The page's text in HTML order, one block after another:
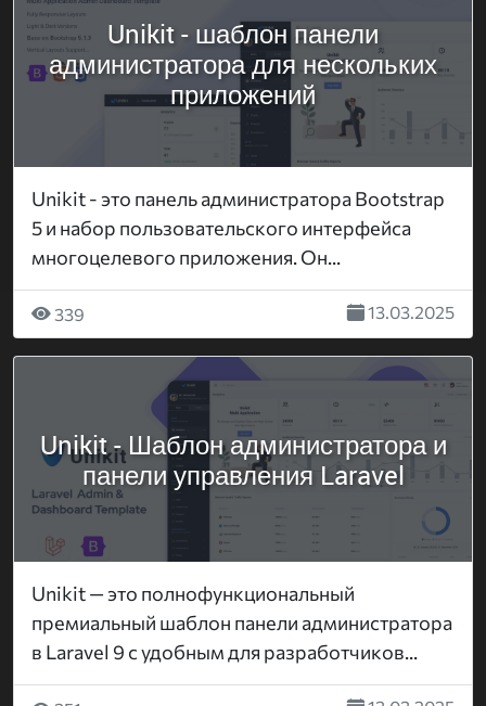
Unikit - шаблон панели
администратора для нескольких
приложений
Unikit - это панель администратора Bootstrap
5 и набор пользовательского интерфейса
многоцелевого приложения. Он...
339 13.03.2025
Unikit - Шаблон администратора и
панели управления Laravel
Unikit — это полнофункциональный
премиальный шаблон панели администратора
в Laravel 9 с удобным для разработчиков...